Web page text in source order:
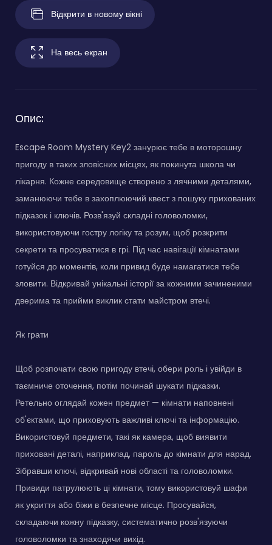
Відкрити в новому вікні
На весь екран
Опис:
Escape Room Mystery Key2 занурює тебе в моторошну
пригоду в таких зловісних місцях, як покинута школа чи
лікарня. Кожне середовище створено з лячними деталями,
заманюючи тебе в захоплюючий квест з пошуку прихованих
підказок і ключів. Розв'язуй складні головоломки,
використовуючи гостру логіку та розум, щоб розкрити
секрети та просуватися в грі. Під час навігації кімнатами
готуйся до моментів, коли привид буде намагатися тебе
зловити. Відкривай унікальні історії за кожними зачиненими
дверима та прийми виклик стати майстром втечі.
Як грати
Щоб розпочати свою пригоду втечі, обери роль і увійди в
таємниче оточення, потім починай шукати підказки.
Ретельно оглядай кожен предмет — кімнати наповнені
об'єктами, що приховують важливі ключі та інформацію.
Використовуй предмети, такі як камера, щоб виявити
приховані деталі, наприклад, пароль до кімнати для нарад.
Зібравши ключі, відкривай нові області та головоломки.
Привиди патрулюють ці кімнати, тому використовуй шафи
як укриття або біжи в безпечне місце. Просувайся,
складаючи кожну підказку, систематично розв'язуючи
головоломки та знаходячи вихід.